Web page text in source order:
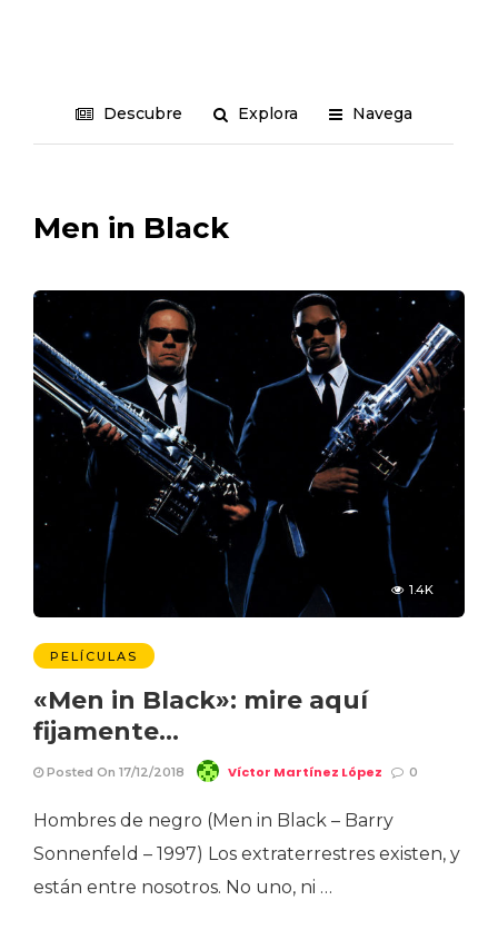
Descubre Explora Navega
Men in Black
1.4K
PELÍCULAS
«Men in Black»: mire aquí
fijamente…
Posted On 17/12/2018 Víctor Martínez López 0
Hombres de negro (Men in Black – Barry
Sonnenfeld – 1997) Los extraterrestres existen, y
están entre nosotros. No uno, ni …